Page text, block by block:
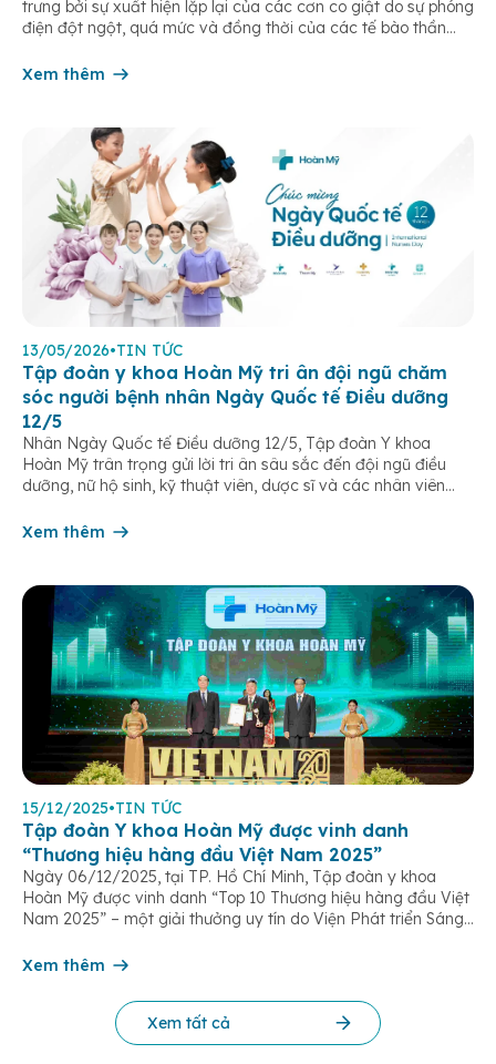
trưng bởi sự xuất hiện lặp lại của các cơn co giật do sự phóng
điện đột ngột, quá mức và đồng thời của các tế bào thần
Xem thêm
13/05/2026•TIN TỨC
Tập đoàn y khoa Hoàn Mỹ tri ân đội ngũ chăm
sóc người bệnh nhân Ngày Quốc tế Điều dưỡng
12/5
Nhân Ngày Quốc tế Điều dưỡng 12/5, Tập đoàn Y khoa
Hoàn Mỹ trân trọng gửi lời tri ân sâu sắc đến đội ngũ điều
dưỡng, nữ hộ sinh, kỹ thuật viên, dược sĩ và các nhân viên
âm thầm đồng hành trên […]
Xem thêm
15/12/2025•TIN TỨC
Tập đoàn Y khoa Hoàn Mỹ được vinh danh
“Thương hiệu hàng đầu Việt Nam 2025”
Ngày 06/12/2025, tại TP. Hồ Chí Minh, Tập đoàn y khoa
Hoàn Mỹ được vinh danh “Top 10 Thương hiệu hàng đầu Việt
Nam 2025” – một giải thưởng uy tín do Viện Phát triển Sáng
cứu Phát triển Doanh nghiệp Châu Á […]
Xem thêm
Xem tất cả